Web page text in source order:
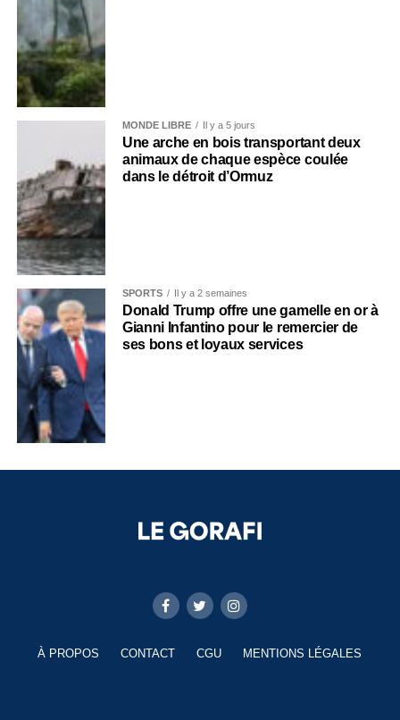
MONDE LIBRE Il y a 5 jours
Une arche en bois transportant deux
animaux de chaque espèce coulée
dans le détroit d’Ormuz
SPORTS Il y a 2 semaines
Donald Trump offre une gamelle en or à
Gianni Infantino pour le remercier de
ses bons et loyaux services
À PROPOS CONTACT CGU MENTIONS LÉGALES